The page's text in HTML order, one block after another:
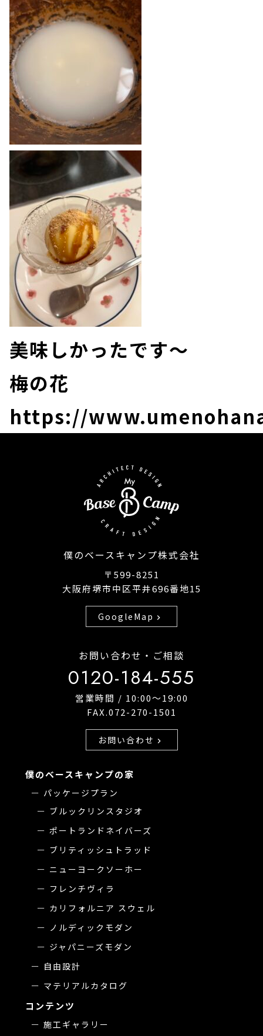
美味しかったです～
梅の花
https://
僕のベースキャンプ株式会社
〒599-8251
大阪府堺市中区平井696番地15
GoogleMap chevron_right
お問い合わせ・ご相談
0120-184-555
営業時間 / 10:00〜19:00
FAX.072-270-1501
お問い合わせ chevron_right
僕のベースキャンプの家
パッケージプラン
ブルックリンスタジオ
ポートランドネイバーズ
ブリティッシュトラッド
ニューヨークソーホー
フレンチヴィラ
カリフォルニア スウェル
ノルディックモダン
ジャパニーズモダン
自由設計
マテリアルカタログ
コンテンツ
施工ギャラリー